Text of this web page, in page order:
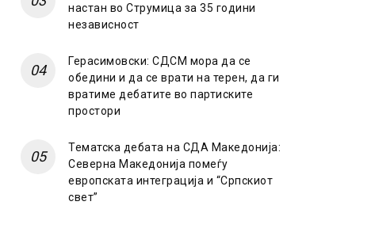
настан во Струмица за 35 години
независност
Герасимовски: СДСМ мора да се
обедини и да се врати на терен, да ги
вратиме дебатите во партиските
простори
Тематска дебата на СДА Македонија:
Северна Македонија помеѓу
европската интеграција и “Српскиот
свет”